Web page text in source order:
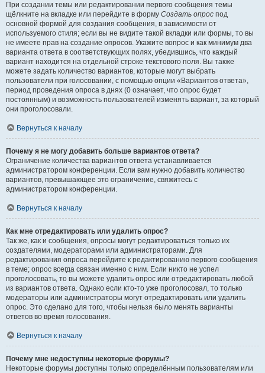
При создании темы или редактировании первого сообщения темы
щёлкните на вкладке или перейдите в форму Создать опрос под
основной формой для создания сообщения, в зависимости от
используемого стиля; если вы не видите такой вкладки или формы, то вы
не имеете прав на создание опросов. Укажите вопрос и как минимум два
варианта ответа в соответствующих полях, убедившись, что каждый
вариант находится на отдельной строке текстового поля. Вы также
можете задать количество вариантов, которые могут выбрать
пользователи при голосовании, с помощью опции «Вариантов ответа»,
период проведения опроса в днях (0 означает, что опрос будет
постоянным) и возможность пользователей изменять вариант, за который
они проголосовали.
Вернуться к началу
Почему я не могу добавить больше вариантов ответа?
Ограничение количества вариантов ответа устанавливается
администратором конференции. Если вам нужно добавить количество
вариантов, превышающее это ограничение, свяжитесь с
администратором конференции.
Вернуться к началу
Как мне отредактировать или удалить опрос?
Так же, как и сообщения, опросы могут редактироваться только их
создателями, модераторами или администраторами. Для
редактирования опроса перейдите к редактированию первого сообщения
в теме; опрос всегда связан именно с ним. Если никто не успел
проголосовать, то вы можете удалить опрос или отредактировать любой
из вариантов ответа. Однако если кто-то уже проголосовал, то только
модераторы или администраторы могут отредактировать или удалить
опрос. Это сделано для того, чтобы нельзя было менять варианты
ответов во время голосования.
Вернуться к началу
Почему мне недоступны некоторые форумы?
Некоторые форумы доступны только определённым пользователям или